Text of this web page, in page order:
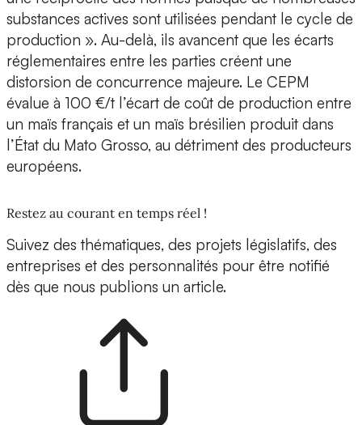
substances actives sont utilisées pendant le cycle de
production ». Au-delà, ils avancent que les écarts
réglementaires entre les parties créent une
distorsion de concurrence majeure. Le CEPM
évalue à 100 €/t l’écart de coût de production entre
un maïs français et un maïs brésilien produit dans
l’État du Mato Grosso, au détriment des producteurs
européens.
Restez au courant en temps réel !
Suivez des thématiques, des projets législatifs, des
entreprises et des personnalités pour être notifié
dès que nous publions un article.